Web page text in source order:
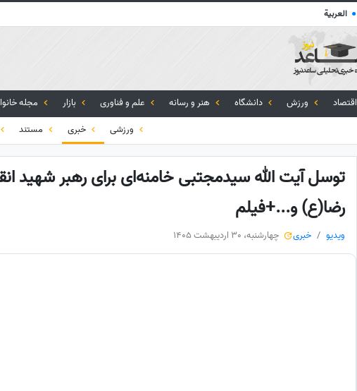
● العربية
اقتصاد ورزش دانشگاه هنر و رسانه علم و فناوری بازار مجله
ورزشی
خبری مستند
توسل آیت‌ الله سیدمجتبی خامنه‌ای برای رهبر شهید
رضا(ع) و...+فیلم
ویدیو خبری چهارشنبه، 30 اردیبهشت 1405